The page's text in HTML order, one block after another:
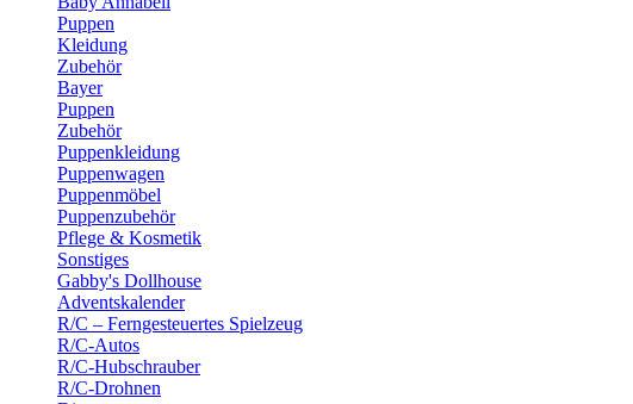
Puppen
Kleidung
Zubehör
Bayer
Puppen
Zubehör
Puppenkleidung
Puppenwagen
Puppenmöbel
Puppenzubehör
Pflege & Kosmetik
Sonstiges
Gabby's Dollhouse
Adventskalender
R/C – Ferngesteuertes Spielzeug
R/C-Autos
R/C-Hubschrauber
R/C-Drohnen